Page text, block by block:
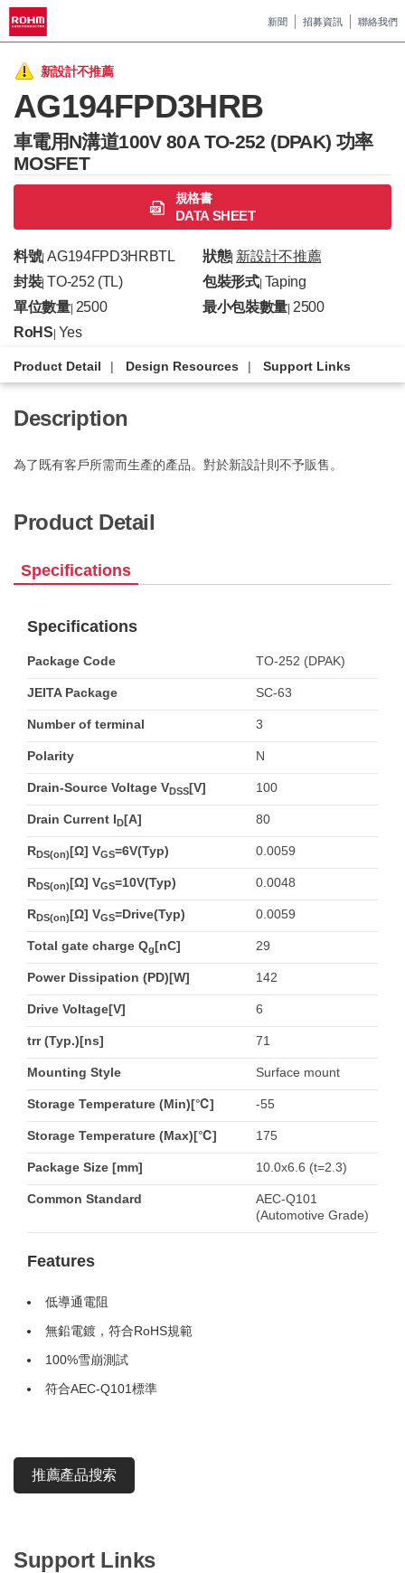
新聞 招募資訊 聯絡我們
新設計不推薦
AG194FPD3HRB
車電用N溝道100V 80A TO-252 (DPAK) 功率
MOSFET
規格書
DATA SHEET
料號|AG194FPD3HRBTL 狀態| 新設計不推薦
封裝| TO-252 (TL) 包裝形式| Taping
單位數量| 2500 最小包裝數量 |2500
RoHS Yes
Product Detail Design Resources Support Links
Description
為了既有客戶所需而生產的產品。對於新設計則不予販售。
Product Detail
Specifications
Specifications
Package Code TO-252 (DPAK)
JEITA Package SC-63
Number of terminal 3
Polarity N
Drain-Source Voltage VDSS[V] 100
Drain Current ID[A] 80
RDS(on)[Ω] VGS=6V(Typ) 0.0059
RDS(on)[Ω] VGS=10V(Typ) 0.0048
RDS(on)[Ω] VGS=Drive(Typ) 0.0059
Total gate charge Qg[nC] 29
Power Dissipation (PD)[W] 142
Drive Voltage[V] 6
trr (Typ.)[ns] 71
Mounting Style Surface mount
Storage Temperature (Min)[℃] -55
Storage Temperature (Max)[℃] 175
Package Size [mm] 10.0x6.6 (t=2.3)
Common Standard
AEC-Q101
(Automotive Grade)
Features
低導通電阻
無鉛電鍍，符合RoHS規範
100%雪崩測試
符合AEC-Q101標準
推薦產品搜索
Support Links